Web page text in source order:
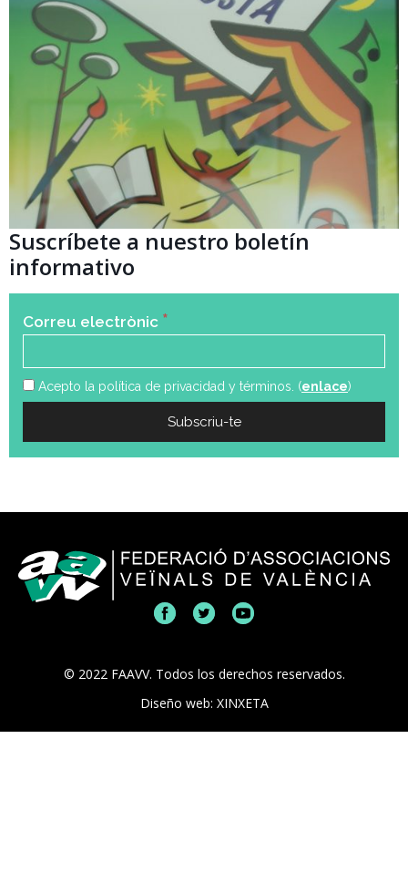
Suscríbete a nuestro boletín
informativo
Correu electrònic *
Acepto la política de privacidad y términos. (enlace)
© 2022 FAAVV. Todos los derechos reservados.
Diseño web: XINXETA